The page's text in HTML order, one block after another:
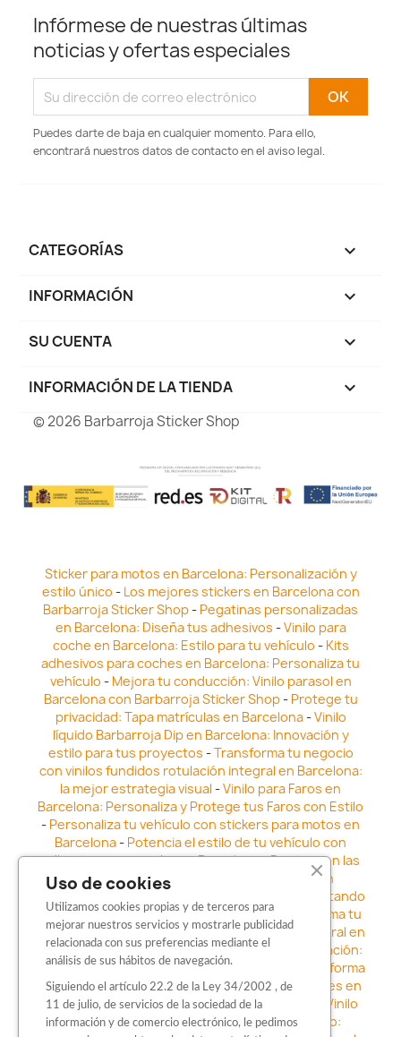
Infórmese de nuestras últimas
noticias y ofertas especiales
Puedes darte de baja en cualquier momento. Para ello,
encontrará nuestros datos de contacto en el aviso legal.
CATEGORÍAS 
INFORMACIÓN 
SU CUENTA 
INFORMACIÓN DE LA TIENDA keyboard_arrow_down
© 2026 Barbarroja Sticker Shop
Sticker para motos en Barcelona: Personalización y
estilo único - Los mejores stickers en Barcelona con
Barbarroja Sticker Shop- Pegatinas personalizadas
en Barcelona: Diseña tus adhesivos -Vinilo para
coche en Barcelona: Estilo para tu vehículo - Kits
adhesivos para coches en Barcelona: Personaliza tu
vehículo - Mejora tu conducción: Vinilo parasol en
Barcelona con Barbarroja Sticker Shop- Protege tu
privacidad: Tapa matrículas en Barcelona-Vinilo
líquido Barbarroja Dip en Barcelona: Innovación y
estilo para tus proyectos -Transforma tu negocio
con vinilos fundidos rotulación integral en Barcelona:
la mejor estrategia visual -Vinilo para Faros en
Barcelona: Personaliza y Protege tus Faros con Estilo
- Personaliza tu vehículo con stickers para motos en
Barcelona- Potencia el estilo de tu vehículo con
adhesivos para coche en Barcelona-Destaca en las
calles: Los Mejores stickers para coches en
Vinilo para faros en Barcelona: Resaltando
la Estética y Seguridad del Automóvil- Transforma tu
vehículo con los vinilos fundidos rotulación integral en
Barcelona-Explora la Innovación en Personalización:
Vinilo líquido barbarroja dip en Barcelona
Transforma
tu vehículo con estilo: Kits adhesivos para coches en
Barcelona-Personaliza tu vehículo con estilo: Vinilo
para coche en Barcelona-Destaca con Estilo:
Uso de cookies
Utilizamos cookies propias y de terceros para
mejorar nuestros servicios y mostrarle publicidad
relacionada con sus preferencias mediante el
análisis de sus hábitos de navegación.
Siguiendo el artículo 22.2 de la Ley 34/2002 , de
11 de julio, de servicios de la sociedad de la
información y de comercio electrónico, le pedimos